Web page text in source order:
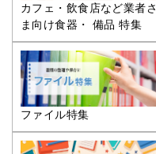
カフェ・飲食店など業者さ
ま向け食器・ 備品 特集
ファイル特集